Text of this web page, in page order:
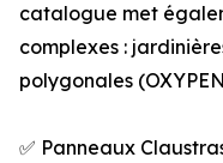
catalogue met
complexes :
polygonales
✅ Panneaux